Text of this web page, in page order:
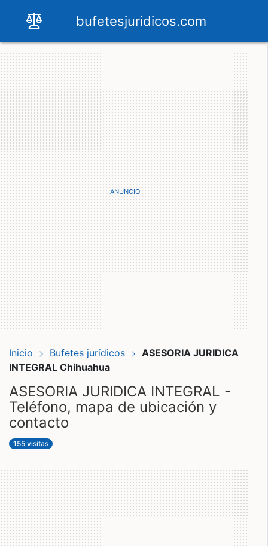
bufetesjuridicos.com
Inicio Bufetes jurídicos
ASESORIA JURIDICA
INTEGRAL Chihuahua
ASESORIA JURIDICA INTEGRAL -
Teléfono, mapa de ubicación y
contacto
155 visitas